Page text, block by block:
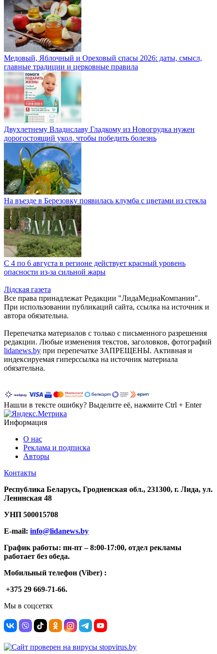
Медовый, Яблочный и Ореховый спасы 2026: даты, смысл,
главные традиции и церковные правила
Двухлетнему Владиславу Гладкому из Новогрудка нужен
дорогостоящий укол, чтобы победить болезнь
На въезде в Березовку появилась клумба с цветами из стекла
С 4 по 6 августа в регионе действует красный уровень
опасности из-за сильной жары
Лiдская газета
Все права принадлежат Редакции "ЛидаМедиаКомпании".
При использовании публикаций сайта, ссылка на источник и
автора обязательна.
Перепечатка материалов c только с письменного разрешения
редакции. Любые изменения текстов, заголовков, фотографий
lidanews.by при перепечатке ЗАПРЕЩЕНЫ. Активная и
индексируемая гиперссылка на источник материала
обязательна.
Нашли в тексте ошибку? Выделите её, нажмите Ctrl + Enter
Информация
О нас
Реклама и подписка
Авторы
Контакты
Республика Беларусь, Гродненская обл., 231300, г. Лида, ул.
Ленинская 48
УНП 500015708
E-mail: info@lidanews.by
График работы: пн-пт –8:00-17:00, отдел рекламы
работает без обеда.
Мобильный телефон (Viber) :
+375 29 669-71-66.
Мы в соцсетях